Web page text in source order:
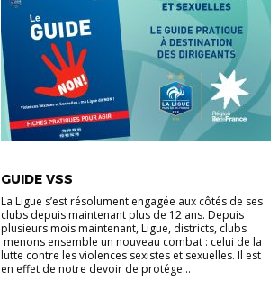
GUIDE VSS
La Ligue s’est résolument engagée aux côtés de ses
clubs depuis maintenant plus de 12 ans. Depuis
plusieurs mois maintenant, Ligue, districts, clubs
menons ensemble un nouveau combat : celui de la
lutte contre les violences sexistes et sexuelles. Il est
en effet de notre devoir de protége...